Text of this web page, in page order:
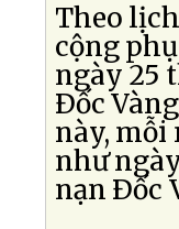
Theo
cộng
ngày 25
Ðốc
này, mỗi
như
nạn Ðốc